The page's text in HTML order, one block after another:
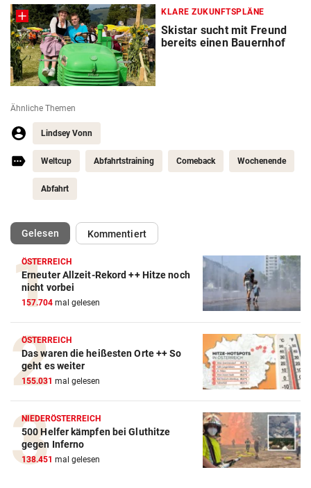
KLARE ZUKUNFTSPLÄNE
Skistar sucht mit Freund
bereits einen Bauernhof
Ähnliche Themen
Lindsey Vonn
Weltcup Abfahrtstraining Comeback Wochenende
Abfahrt
Gelesen(ausgewählt)Kommentiert
ÖSTERREICH
Erneuter Allzeit-Rekord ++ Hitze noch
nicht vorbei
157.704 mal gelesen
ÖSTERREICH
Das waren die heißesten Orte ++ So
geht es weiter
155.031 mal gelesen
NIEDERÖSTERREICH
500 Helfer kämpfen bei Gluthitze
gegen Inferno
138.451 mal gelesen
Action-Cam Vergleich
ZUM VERGLEICH
Crosstrainer Vergleich
ZUM VERGLEICH
E-Bike Vergleich
ZUM VERGLEICH
Elektro-Scooter Vergleich
ZUM VERGLEICH